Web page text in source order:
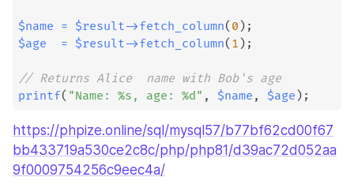
$name = $result->fetch_column( 0 ) ;
$age
= $result->fetch_column( 1 ) ;
// Returns Alice  name with Bob's age
printf( "Name: %s, age: %d" , $name , $age ) ;
https://phpize.online/sql/mysql57/b77bf62cd00f67
bb433719a530ce2c8c/php/php81/d39ac72d052aa
9f0009754256c9eec4a/